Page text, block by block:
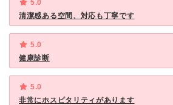
5.0
清潔感ある空間、対応も丁寧です
5.0
健康診断
5.0
非常にホスピタリティがあります